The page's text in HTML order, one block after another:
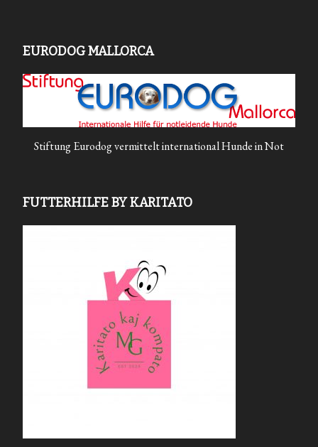
EURODOG MALLORCA
Stiftung Eurodog vermittelt international Hunde in Not
FUTTERHILFE BY KARITATO